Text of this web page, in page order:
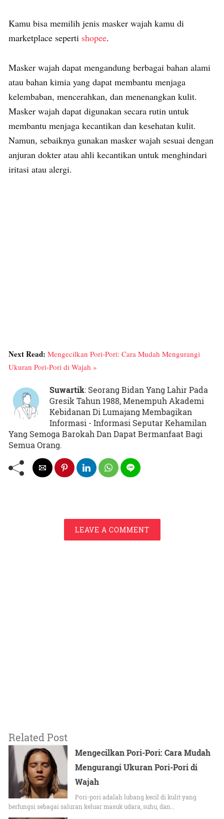
Kamu bisa memilih jenis masker wajah kamu di
marketplace seperti shopee.
Masker wajah dapat mengandung berbagai bahan alami
atau bahan kimia yang dapat membantu menjaga
kelembaban, mencerahkan, dan menenangkan kulit.
Masker wajah dapat digunakan secara rutin untuk
membantu menjaga kecantikan dan kesehatan kulit.
Namun, sebaiknya gunakan masker wajah sesuai dengan
anjuran dokter atau ahli kecantikan untuk menghindari
iritasi atau alergi.
Next Read: Mengecilkan Pori-Pori: Cara Mudah Mengurangi
Ukuran Pori-Pori di Wajah »
Suwartik: Seorang Bidan Yang Lahir Pada
Gresik Tahun 1988, Menempuh Akademi
Kebidanan Di Lumajang Membagikan
Informasi - Informasi Seputar Kehamilan
Yang Semoga Barokah Dan Dapat Bermanfaat Bagi
Semua Orang.
LEAVE A COMMENT
Related Post
Mengecilkan Pori-Pori: Cara Mudah
Mengurangi Ukuran Pori-Pori di
Wajah
Pori-pori adalah lubang kecil di kulit yang
berfungsi sebagai saluran keluar masuk udara, suhu, dan…